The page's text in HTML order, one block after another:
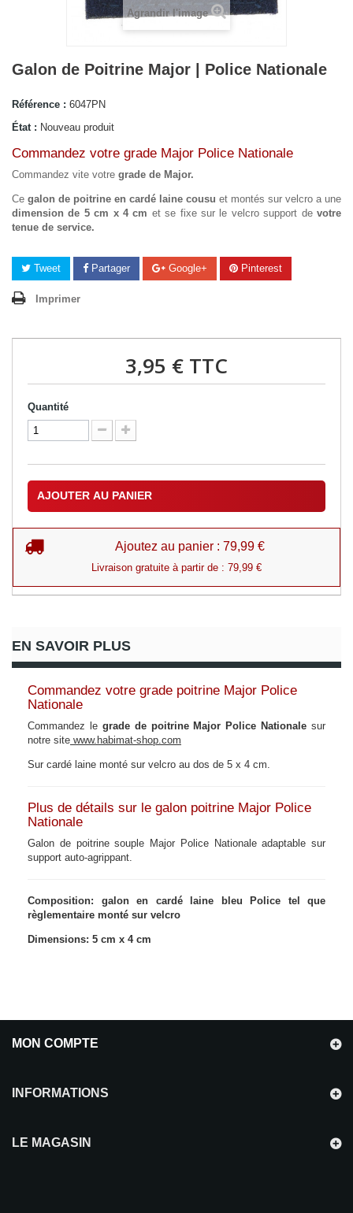
Agrandir l'image
Galon de Poitrine Major | Police Nationale
Référence : 6047PN
État : Nouveau produit
Commandez votre grade Major Police Nationale
Commandez vite votre grade de Major.
Ce galon de poitrine en cardé laine cousu et montés sur velcro a une
dimension de 5 cm x 4 cm et se fixe sur le velcro support devotre
tenue de service.
Tweet Partager Google+ Pinterest
Imprimer
3,95 € TTC
Quantité
AJOUTER AU PANIER
Ajoutez au panier : 79,99 €
Livraison gratuite à partir de : 79,99 €
EN SAVOIR PLUS
Commandez votre grade poitrine Major Police
Nationale
Commandez le grade de poitrine Major Police Nationale sur
notre site www.habimat-shop.com
Sur cardé laine monté sur velcro au dos de 5 x 4 cm.
Plus de détails sur le galon poitrine Major Police
Nationale
Galon de poitrine souple Major Police Nationale adaptable sur
support auto-agrippant.
Composition: galon en cardé laine bleu Police tel que
règlementaire monté sur velcro
Dimensions: 5 cm x 4 cm
MON COMPTE
INFORMATIONS
LE MAGASIN